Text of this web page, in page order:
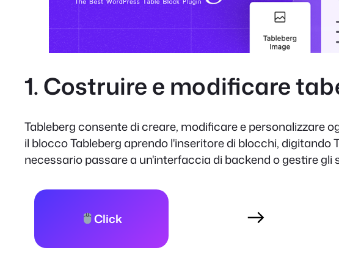
1.Costruire e modificare
Tableberg consente di creare, modificare e personalizzare
il blocco Tableberg aprendo l'inseritore di blocchi,
necessario passare a un'interfaccia di backend o gestire
Click